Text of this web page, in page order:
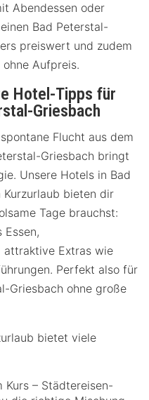
Abendessen oder
Bad Peterstal-
preiswert und zudem
Aufpreis.
Hotel-Tipps für
Griesbach
Flucht aus dem
Griesbach bringt
Unsere Hotels in Bad
bieten dir
Tage brauchst:
attraktive Extras wie
Perfekt also für
Griesbach ohne große
bietet viele
– Städtereisen-